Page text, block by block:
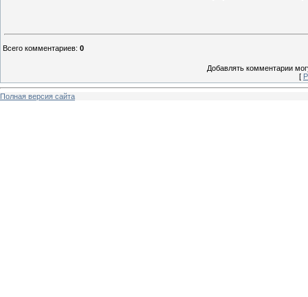
Всего комментариев: 0
Добавлять комментарии
[
Полная версия сайта